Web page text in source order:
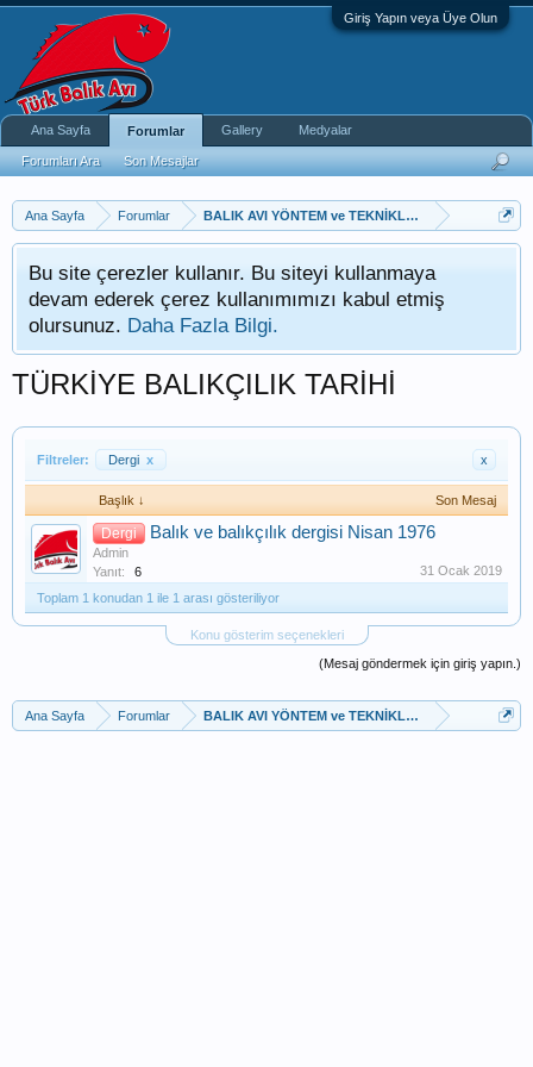
Giriş Yapın veya Üye Olun
Ana Sayfa Forumlar BALIK AVI YÖNTEM ve TEKNİKLERİ
Bu site çerezler kullanır. Bu siteyi kullanmaya
devam ederek çerez kullanımımızı kabul etmiş
olursunuz. Daha Fazla Bilgi.
TÜRKİYE BALIKÇILIK TARİHİ
Filtreler: Dergi x x
Başlık ↓ Son Mesaj
Dergi Balık ve balıkçılık dergisi Nisan 1976
Admin
Yanıt:
6
31 Ocak 2019
Toplam 1 konudan 1 ile 1 arası gösteriliyor
Konu gösterim seçenekleri
(Mesaj göndermek için giriş yapın.)
Ana Sayfa Forumlar BALIK AVI YÖNTEM ve TEKNİKLERİ
Ana Sayfa Forumlar
Forumları Ara Son Mesajlar
Gallery Medyalar